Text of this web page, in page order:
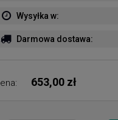
Wysyłka w:
Darmowa dostawa:
653,00 zł